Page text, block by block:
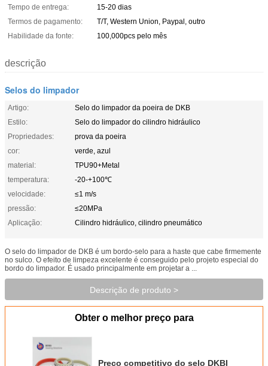
Tempo de entrega:
15-20 dias
Termos de pagamento:
T/T, Western Union, Paypal, outro
Habilidade da fonte:
100,000pcs pelo mês
descrição
Selos do limpador
Artigo:
Selo do limpador da poeira de DKB
Estilo:
Selo do limpador do cilindro hidráulico
Propriedades:
prova da poeira
cor:
verde, azul
material:
TPU90+Metal
temperatura:
-20-+100℃
velocidade:
≤1 m/s
pressão:
≤20MPa
Aplicação:
Cilindro hidráulico, cilindro pneumático
O selo do limpador de DKB é um bordo-selo para a haste que cabe firmemente
no sulco. O efeito de limpeza excelente é conseguido pelo projeto especial do
bordo do limpador. É usado principalmente em projetar a ...
Descrição de produto >
Obter o melhor preço para
Preço competitivo do selo DKBI